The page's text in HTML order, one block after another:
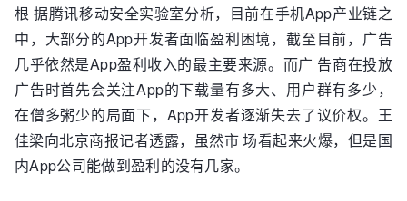
根 据腾讯移动安全实验室分析，目前在手机App产业链之
中，大部分的App开发者面临盈利困境，截至目前，广告
几乎依然是App盈利收入的最主要来源。而广 告商在投放
广告时首先会关注App的下载量有多大、用户群有多少，
在僧多粥少的局面下，App开发者逐渐失去了议价权。王
佳梁向北京商报记者透露，虽然市 场看起来火爆，但是国
内App公司能做到盈利的没有几家。